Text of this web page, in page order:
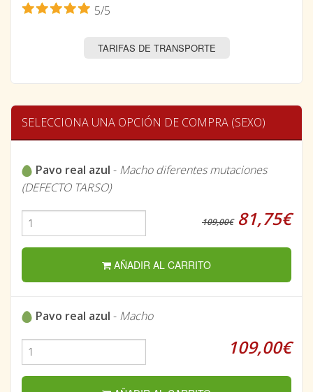
5/5
TARIFAS DE TRANSPORTE
SELECCIONA UNA OPCIÓN DE COMPRA (SEXO)
Pavo real azul - Macho diferentes mutaciones
(DEFECTO TARSO)
109,00€81,75€
AÑADIR AL CARRITO
Pavo real azul - Macho
109,00€